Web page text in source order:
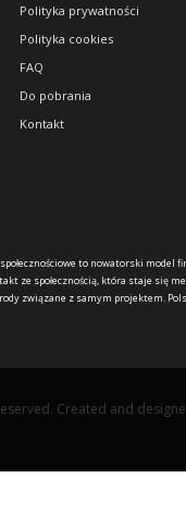
Polityka prywatności
Polityka cookies
FAQ
Do pobrania
Kontakt
to nowatorski model
ze społecznością, która staje się
związane z samym projektem.
Created and